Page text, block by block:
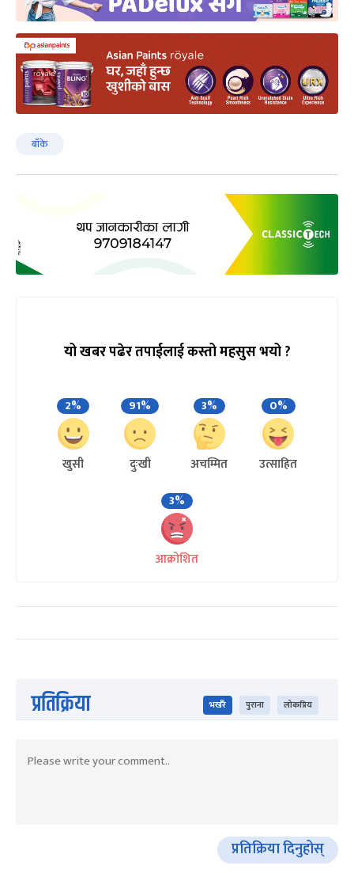
बाँके
यो खबर पढेर तपाईलाई कस्तो महसुस भयो ?
2%
खुसी
91%
दुःखी
3%
अचम्मित
0%
उत्साहित
3%
आक्रोशित
प्रतिक्रिया भर्खरै पुराना लोकप्रिय
प्रतिक्रिया दिनुहोस्